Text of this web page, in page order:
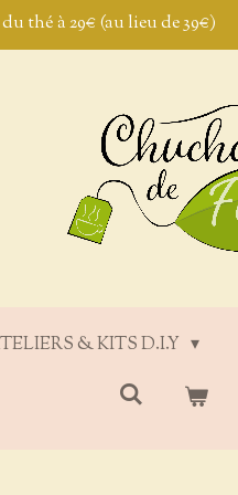
thé à 29€ (au lieu de 39€)
& KITS D.I.Y